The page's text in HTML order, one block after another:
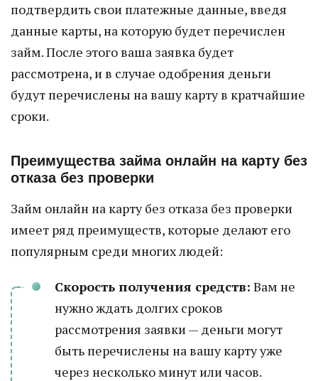
подтвердить свои платежные данные, введя
данные карты, на которую будет перечислен
займ. После этого ваша заявка будет
рассмотрена, и в случае одобрения деньги
будут перечислены на вашу карту в кратчайшие
сроки.
Преимущества займа онлайн на карту без
отказа без проверки
Займ онлайн на карту без отказа без проверки
имеет ряд преимуществ, которые делают его
популярным среди многих людей:
Скорость получения средств: Вам не
нужно ждать долгих сроков
рассмотрения заявки — деньги могут
быть перечислены на вашу карту уже
через несколько минут или часов.